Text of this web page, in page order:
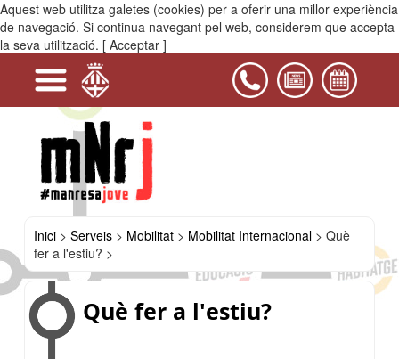
Aquest web utilitza galetes (cookies) per a oferir una millor experiència
de navegació. Si continua navegant pel web, considerem que accepta
la seva utilització. [ Acceptar ]
MENÚ
Serveis
-
Educació
+
Manresa
Treball
+
Oci
i
+
Mobilitat
-
Transport
públic
Manresa
Transport
a
municipis
des
de
Manresa
Mobilitat
Internacional
-
Oportunitat
de
mobilitat
Treballar
a
l'estranger
Què
fer
l'estiu?
Consell
del
Bages
-
projectes
de
mobilitat
internacional
Descomptes
per
joves
per
viatjar
a
Salut
+
Habitatge
Projectes
+
Activitats
+
Equipaments
+
PIJ
Casals
Bages
+
Contacta'ns
+
Inici> Serveis> Mobilitat> Mobilitat Internacional> Què
fer a l'estiu? >
Què fer a l'estiu?